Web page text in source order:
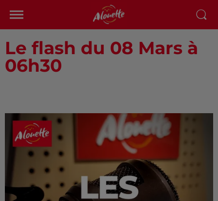
Le flash du 08 Mars à
06h30